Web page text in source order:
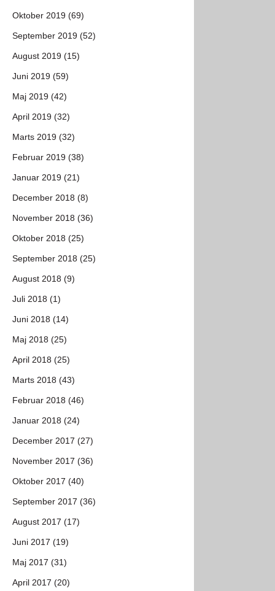
Oktober 2019 (69)
September 2019 (52)
August 2019 (15)
Juni 2019 (59)
Maj 2019 (42)
April 2019 (32)
Marts 2019 (32)
Februar 2019 (38)
Januar 2019 (21)
December 2018 (8)
November 2018 (36)
Oktober 2018 (25)
September 2018 (25)
August 2018 (9)
Juli 2018 (1)
Juni 2018 (14)
Maj 2018 (25)
April 2018 (25)
Marts 2018 (43)
Februar 2018 (46)
Januar 2018 (24)
December 2017 (27)
November 2017 (36)
Oktober 2017 (40)
September 2017 (36)
August 2017 (17)
Juni 2017 (19)
Maj 2017 (31)
April 2017 (20)